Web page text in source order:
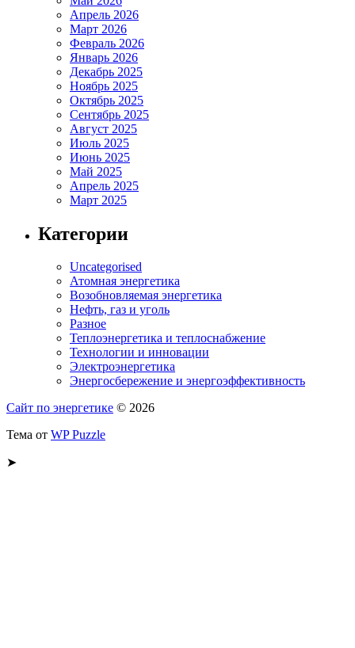
Апрель 2026
Март 2026
Февраль 2026
Январь 2026
Декабрь 2025
Ноябрь 2025
Октябрь 2025
Сентябрь 2025
Август 2025
Июль 2025
Июнь 2025
Май 2025
Апрель 2025
Март 2025
Категории
Uncategorised
Атомная энергетика
Возобновляемая энергетика
Нефть, газ и уголь
Разное
Теплоэнергетика и теплоснабжение
Технологии и инновации
Электроэнергетика
Энергосбережение и энергоэффективность
Сайт по энергетике © 2026
Тема от WP Puzzle
➤